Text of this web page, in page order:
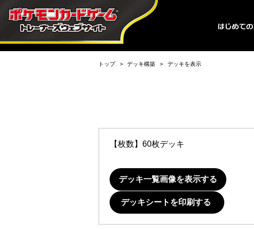
トップ デッキ構築 デッキを表示
【枚数】60枚デッキ
デッキ一覧画像を表示する
デッキシートを印刷する